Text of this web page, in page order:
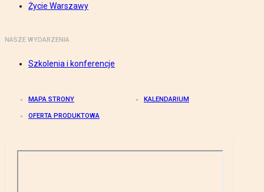
Życie Warszawy
NASZE WYDARZENIA
Szkolenia i konferencje
MAPA STRONY KALENDARIUM
OFERTA PRODUKTOWA